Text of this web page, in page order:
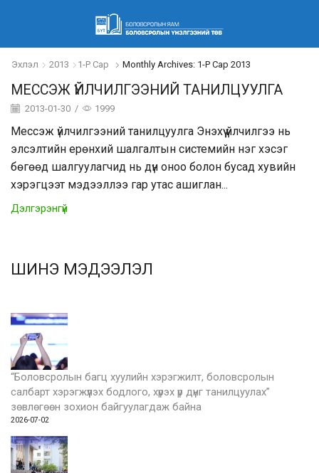
Эхлэл 2013 1-Р Сар Monthly Archives: 1-Р Сар 2013
МЕССЭЖ ҮЙЛЧИЛГЭЭНИЙ ТАНИЛЦУУЛГА
2013-01-30 / 1999
Мессэж үйлчилгээний танилцуулга Энэхүү үйлчилгээ нь
элсэлтийн ерөнхий шалгалтын системийн нэг хэсэг
бөгөөд шалгуулагчид нь дүн оноо болон бусад хувийн
хэрэгцээт мэдээллээ гар утас ашиглан...
Дэлгэрэнгүй
ШИНЭ МЭДЭЭЛЭЛ
“Боловсролын багц хуулийн хэрэгжилт, боловсролын
салбарт хэрэгжүүлэх бодлого, хүрэх үр дүнг танилцуулах”
зөвлөгөөн зохион байгуулагдаж байна
2026-07-02